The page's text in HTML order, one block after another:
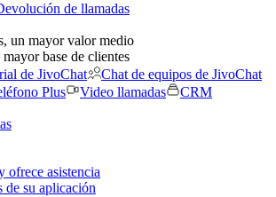
de llamadas
un mayor valor medio
base de clientes
de JivoChat
Chat de equipos de JivoChat
Plus Video llamadas
CRM
ofrece asistencia
de su aplicación